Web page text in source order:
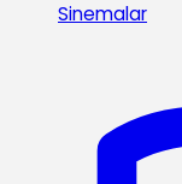
Sinemalar